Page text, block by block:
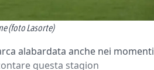
(foto Lasorte)
alabardata anche nei momenti
questa stagion